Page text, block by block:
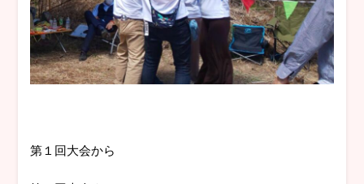
第１回大会から